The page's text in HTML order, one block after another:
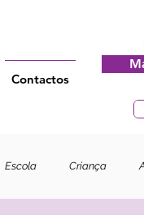
Contactos
Escola Criança